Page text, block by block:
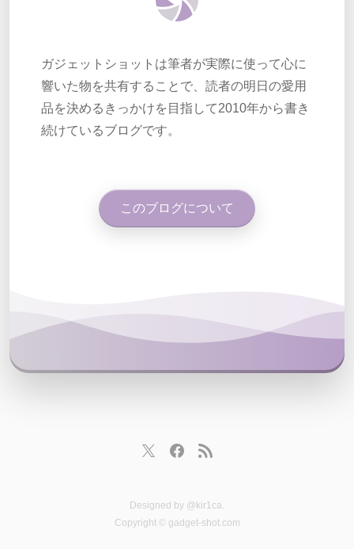
ガジェットショットは筆者が実際に使って心に
響いた物を共有することで、読者の明日の愛用
品を決めるきっかけを目指して2010年から書き
続けているブログです。
このブログについて
Designed by @kir1ca
Copyright © gadget-shot.com